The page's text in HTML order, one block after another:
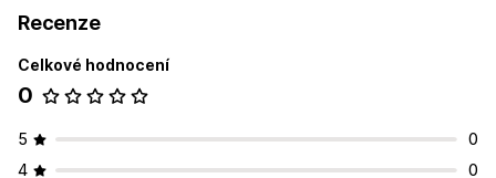
Recenze
Celkové hodnocení
0
5
0
4
0